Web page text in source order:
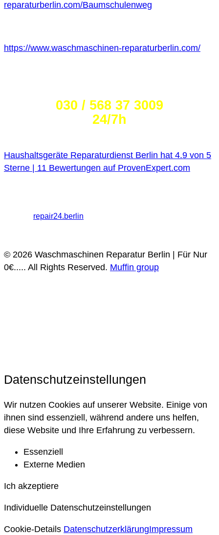
reparaturberlin.com/Baumschulenweg
https://www.waschmaschinen-reparaturberlin.com/
030 / 568 37 3009
24/7h
Haushaltsgeräte Reparaturdienst Berlin hat 4.9 von 5
Sterne | 11 Bewertungen auf ProvenExpert.com
repair24.berlin
© 2026 Waschmaschinen Reparatur Berlin | Für Nur
0€..... All Rights Reserved. Muffin group
Datenschutzeinstellungen
Wir nutzen Cookies auf unserer Website. Einige von
ihnen sind essenziell, während andere uns helfen,
diese Website und Ihre Erfahrung zu verbessern.
Essenziell
Externe Medien
Ich akzeptiere
Individuelle Datenschutzeinstellungen
Cookie-Details DatenschutzerklärungImpressum